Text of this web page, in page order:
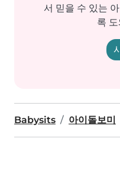
서 믿을 수 있는
록
Babysits 아이돌보미